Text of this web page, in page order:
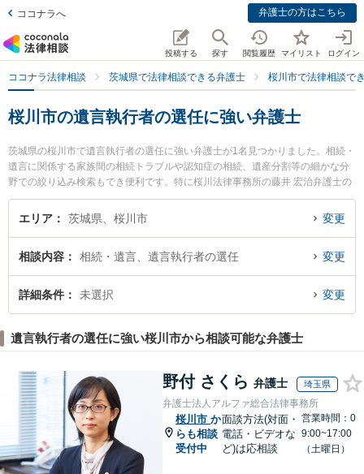
ココナラへ 弁護士の方はこちら
投稿する 探す 閲覧履歴 マイリスト ログイン
ココナラ法律相談 茨城県で法律相談できる弁護士 桜川市で法律相談で
桜川市の遺言執行者の選任に強い弁護士
茨城県の桜川市で遺言執行者の選任に強い弁護士が1名見つかりました。相続・
遺言に関係する家族間の相続トラブルや認知症の相続、遺産分割等の細かな分
野での絞り込み検索もでき便利です。特に桜川法律事務所の藤井 宏治弁護士の
プロフィール情報や弁護士費用、強みなどが注目されています。『桜川市で土
日や夜間に発生した遺言執行者の選任のトラブルを今すぐに弁護士に相談した
相談予約したい』などでお困りの相談者さんにおすすめです。
エリア 茨城県、桜川市 変更
相談内容 相続・遺言、遺言執行者の選任 変更
詳細条件 未選択 変更
遺言執行者の選任に強い桜川市から相談可能な弁護士
野付 さくら 弁護士 埼玉県
弁護士法人アルファ総合法律事務所
桜川市 か
らも相談
受付中
面談方法(対面・
電話・ビデオな
ど)は応相談
営業時間：0
9:00~17:00
（土曜日）